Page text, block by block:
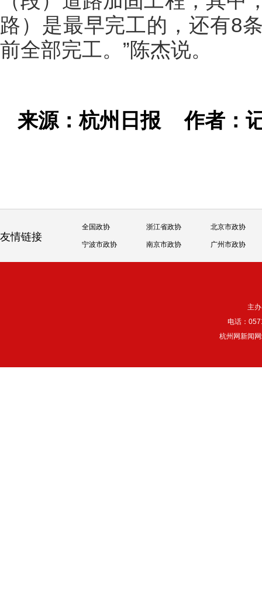
路）是最早完工的，还有8
前全部完工。”陈杰说。
来源：杭州日报作者：
友情链接
全国政协 浙江省政协 北京市政协
宁波市政协 南京市政协 广州市政协
主
电话：
杭州网新闻